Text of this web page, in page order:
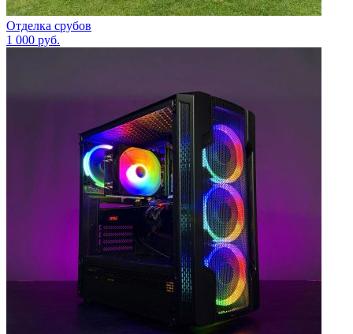
Отделка срубов
1 000 руб.